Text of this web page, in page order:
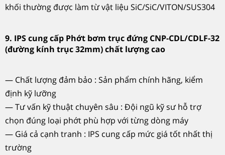
khối thường được làm từ vật liệu SiC/SiC/VITON/SUS304
9. IPS cung cấp Phớt bơm trục đứng CNP-CDL/CDLF-32
(đường kính trục 32mm) chất lượng cao
— Chất lượng đảm bảo : Sản phẩm chính hãng, kiểm
định kỹ lưỡng
— Tư vấn kỹ thuật chuyên sâu : Đội ngũ kỹ sư hỗ trợ
chọn đúng loại phớt phù hợp với từng dòng máy
— Giá cả cạnh tranh : IPS cung cấp mức giá tốt nhất thị
trường